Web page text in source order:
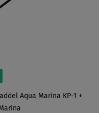
Aqua Marina KP-1 +